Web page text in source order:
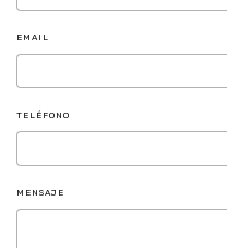
EMAIL
TELÉFONO
MENSAJE